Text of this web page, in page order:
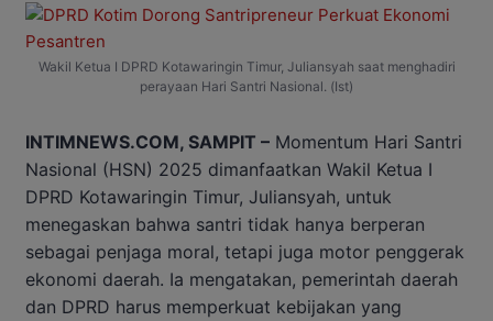
Wakil Ketua I DPRD Kotawaringin Timur, Juliansyah saat menghadiri
perayaan Hari Santri Nasional. (Ist)
INTIMNEWS.COM, SAMPIT – Momentum Hari Santri
Nasional (HSN) 2025 dimanfaatkan Wakil Ketua I
DPRD Kotawaringin Timur, Juliansyah, untuk
menegaskan bahwa santri tidak hanya berperan
sebagai penjaga moral, tetapi juga motor penggerak
ekonomi daerah. Ia mengatakan, pemerintah daerah
dan DPRD harus memperkuat kebijakan yang